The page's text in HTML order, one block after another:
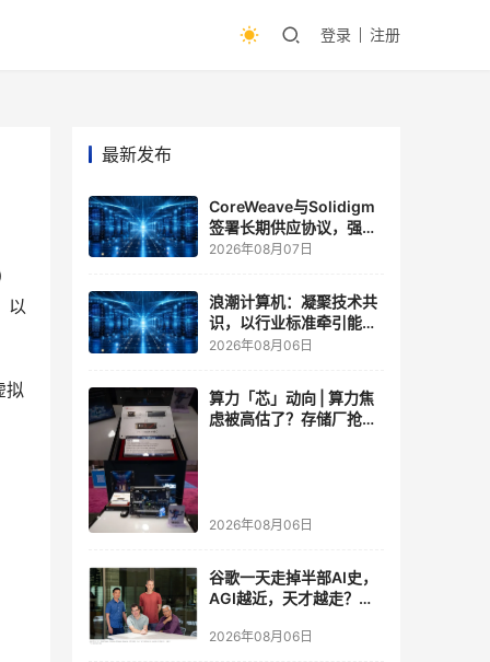
登录 注册
以
拟
最新发布
CoreWeave与Solidigm
签署长期供应协议，强化
一体化人工智能云平台
2026年08月07日
浪潮计算机：凝聚技术共
识，以行业标准牵引能力
跃升
2026年08月06日
算力「芯」动向 | 算力焦
虑被高估了？存储厂抢了
2026年08月06日
谷歌一天走掉半部AI史，
AGI越近，天才越走？大
自己的研发节奏
2026年08月06日